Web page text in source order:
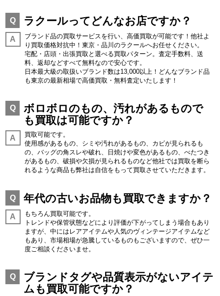
Q ラクールってどんなお店ですか？
A
ブランド品の買取サービスを行い、高価買取が可能です！他社よ
り買取価格対抗中！東京・品川のラクールへお任せください。
宅配・店頭・出張買取と選べる買取パターン。査定手数料、送
料、返却などすべて無料なので安心です。
日本最大級の取扱いブランド数は13,000以上！どんなブランド品
も東京の最新相場で高価買取・無料査定いたします！
Q
ボロボロのもの、汚れがあるもので
も買取は可能ですか？
A
買取可能です。
使用感があるもの、シミや汚れがあるもの、カビが見られるも
の、バッグの角スレや破れ、日焼けや変色があるもの、べたつき
があるもの、破損や欠損が見られるものなど他社では買取を断ら
れるような商品も弊社は自信をもって買取させていただきます。
Q 年代の古いお品物も買取できますか？
A
もちろん買取可能です。
トレンドや保管状態などにより評価が下がってしまう場合もあり
ますが、中にはレアアイテムや人気のヴィンテージアイテムなど
もあり、市場相場が急騰しているものもございますので、ぜひ一
度ご相談くださいませ。
Q
ブランドタグや品質表示がないアイテ
ムも買取可能ですか？